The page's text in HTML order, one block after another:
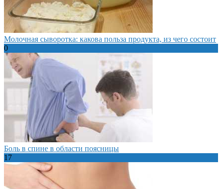
Молочная сыворотка: какова польза продукта, из чего состоит
0
Боль в спине в области поясницы
17